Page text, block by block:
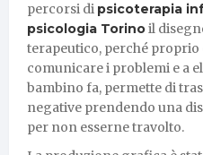
percorsi di psicoterapia
psicologia Torinoil
terapeutico, perché proprio
comunicare i problemi e a
bambino fa, permette di
negative prendendo una
per non esserne travolto.